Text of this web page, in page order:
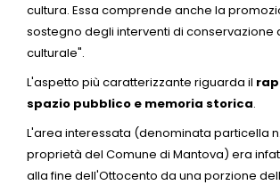
cultura. Essa comprende anche la
sostegno degli interventi di conservazione
culturale".
L'aspetto più caratterizzante riguarda il
spazio pubblico e memoria storica.
L'area interessata (denominata particella n.
proprietà del Comune di Mantova) era
alla fine dell'Ottocento da una porzione